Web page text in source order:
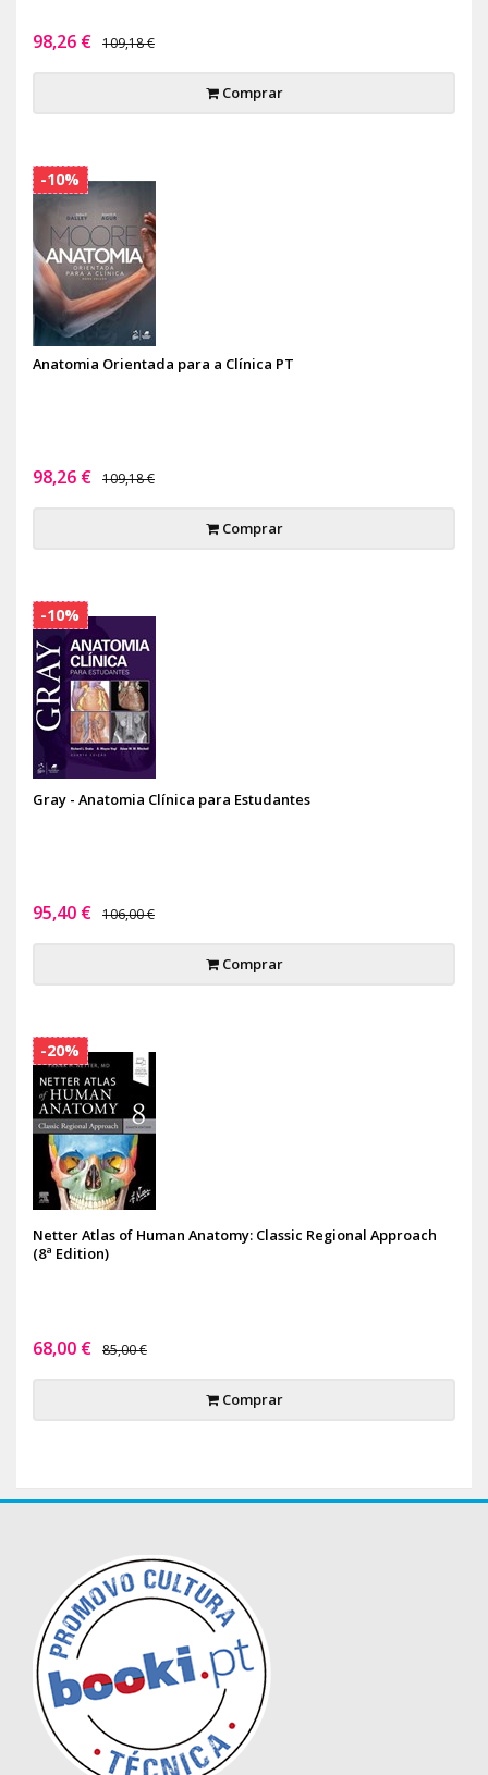
98,26 € 109,18 €
Comprar
Anatomia Orientada para a Clínica PT
98,26 € 109,18 €
Comprar
-10%
Gray - Anatomia Clínica para Estudantes
95,40 € 106,00 €
Comprar
-10%
Netter Atlas of Human Anatomy: Classic Regional Approach
(8ª Edition)
68,00 € 85,00 €
Comprar
-20%